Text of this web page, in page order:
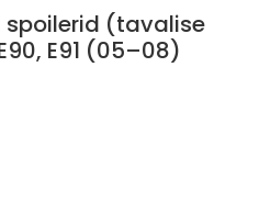
spoilerid (tavalise
E91 (05–08)